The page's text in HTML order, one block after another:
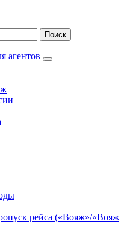
Поиск
агентов
рейса («Вояж»/«Вояж